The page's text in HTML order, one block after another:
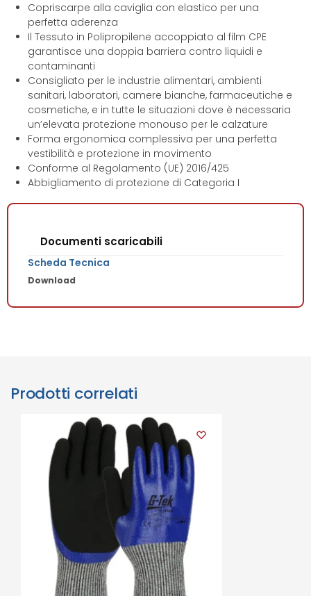
Copriscarpe alla caviglia con elastico per una
perfetta aderenza
Il Tessuto in Polipropilene accoppiato al film CPE
garantisce una doppia barriera contro liquidi e
contaminanti
Consigliato per le industrie alimentari, ambienti
sanitari, laboratori, camere bianche, farmaceutiche e
cosmetiche, e in tutte le situazioni dove è necessaria
un’elevata protezione monouso per le calzature
Forma ergonomica complessiva per una perfetta
vestibilità e protezione in movimento
Conforme al Regolamento (UE) 2016/425
Abbigliamento di protezione di Categoria I
Documenti scaricabili
Scheda Tecnica
Download
Prodotti correlati